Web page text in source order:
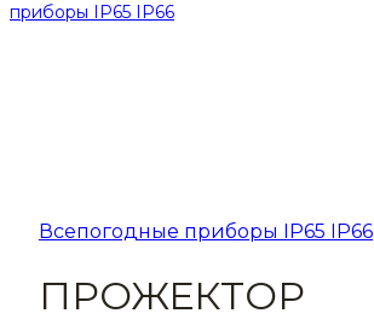
приборы IP65 IP66
Всепогодные приборы IP65 IP66
ПРОЖЕКТОР